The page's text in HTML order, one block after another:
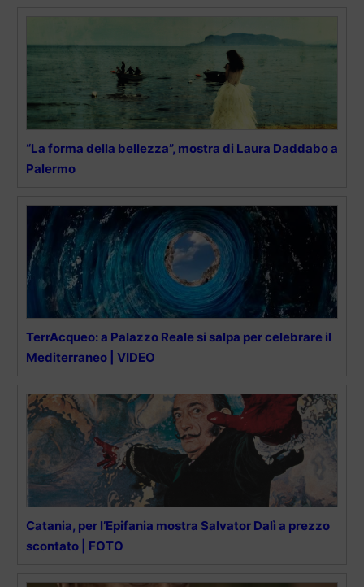
“La forma della bellezza”, mostra di Laura Daddabo a
Palermo
TerrAcqueo: a Palazzo Reale si salpa per celebrare il
Mediterraneo | VIDEO
Catania, per l’Epifania mostra Salvator Dalì a prezzo
scontato | FOTO